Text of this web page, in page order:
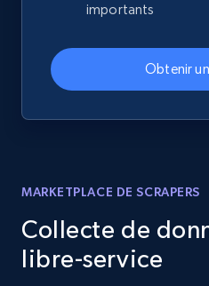
importants
Obtenir
MARKETPLACE DE SCRAPERS
Collecte de
libre-service